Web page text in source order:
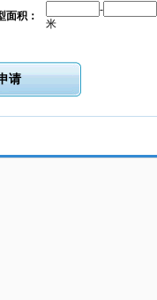
面积：
-
米